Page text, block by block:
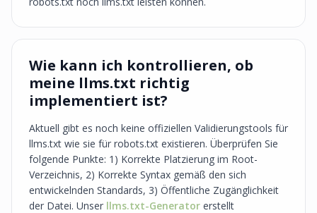
Wie kann ich kontrollieren, ob
meine llms.txt richtig
implementiert ist?
Aktuell gibt es noch keine offiziellen Validierungstools für
llms.txt wie sie für robots.txt existieren. Überprüfen Sie
folgende Punkte: 1) Korrekte Platzierung im Root-
Verzeichnis, 2) Korrekte Syntax gemäß den sich
entwickelnden Standards, 3) Öffentliche Zugänglichkeit
der Datei. Unser llms.txt-Generator erstellt